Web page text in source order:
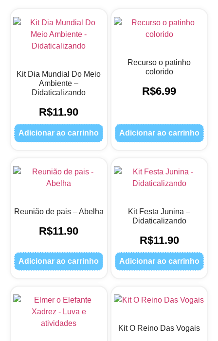
Kit Dia Mundial Do Meio
Ambiente –
Didaticalizando
R$11.90
Adicionar ao carrinho
Recurso o patinho
colorido
R$6.99
Adicionar ao carrinho
Reunião de pais – Abelha
R$11.90
Adicionar ao carrinho
Kit Festa Junina –
Didaticalizando
R$11.90
Adicionar ao carrinho
Kit O Reino Das Vogais